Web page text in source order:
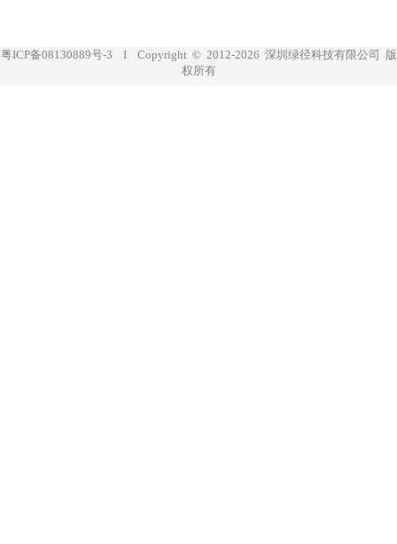
粤ICP备08130889号-3 Ι Copyright © 2012-2026 深圳绿径科技有限公司 版
权所有